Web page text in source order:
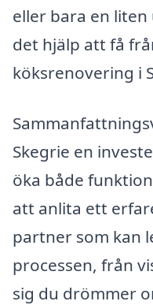
eller bara en
det hjälp att få
köksrenovering i
Skegrie en
öka både
att anlita ett
partner som kan
processen, från
sig du drömmer